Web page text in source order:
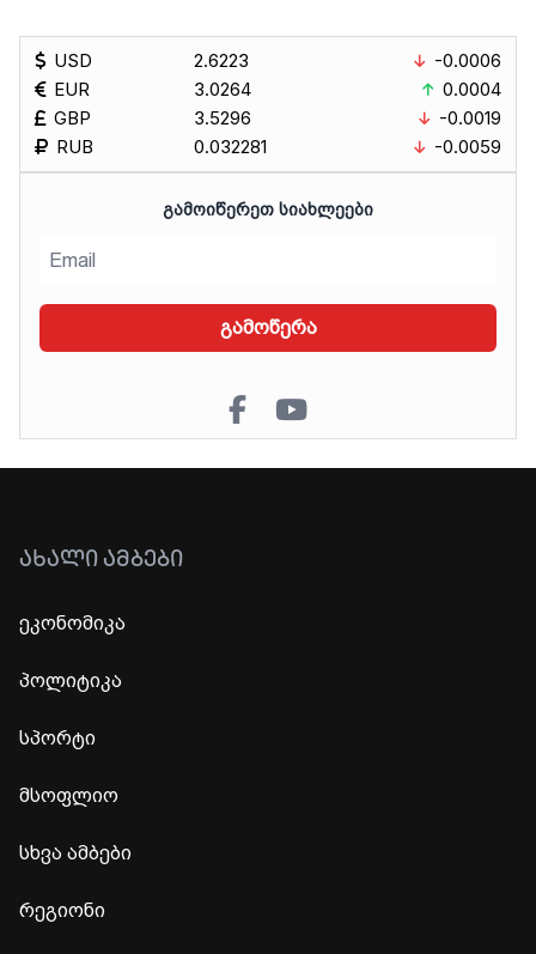
USD
EUR
GBP
RUB
2.6223
3.0264
3.5296
0.032281
-0.0006
0.0004
-0.0019
-0.0059
ᲒᲐᲛᲝᲘᲬᲔᲠᲔᲗ ᲡᲘᲐᲮᲚᲔᲔᲑᲘ
გამოწერა
ᲐᲮᲐᲚᲘ ᲐᲛᲑᲔᲑᲘ
ეკონომიკა
პოლიტიკა
სპორტი
მსოფლიო
სხვა ამბები
რეგიონი